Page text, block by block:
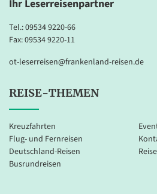
Ihr Leserreisenpartner
Tel.:09534 9220-66
Fax: 09534 9220-11
ot-leserreisen@frankenland-reisen.de
REISE-THEMEN
Kreuzfahrten
Flug- und Fernreisen
Deutschland-Reisen
Busrundreisen